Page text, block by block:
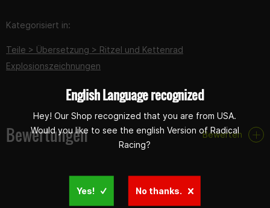
Kategorisiert in:
Teile > Übersetzung > Ritzel und Kettenrad
Explosionszeichnungen
Bewertungen Bewerten
English Language recognized
Hey! Our Shop recognized that you are from USA.
Would you like to see the english Version of Radical
Racing?
Yes! No thanks.